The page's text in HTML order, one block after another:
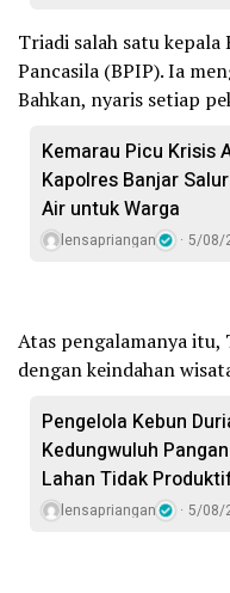
Triadi salah satu kepala
Pancasila (BPIP). Ia
Bahkan, nyaris setiap
Kemarau Picu Krisis
Kapolres Banjar
Air untuk Warga
lensapriangan 5/08/
Atas pengalamanya
dengan keindahan
Pengelola Kebun
Kedungwuluh
Lahan Tidak
lensapriangan 5/08/